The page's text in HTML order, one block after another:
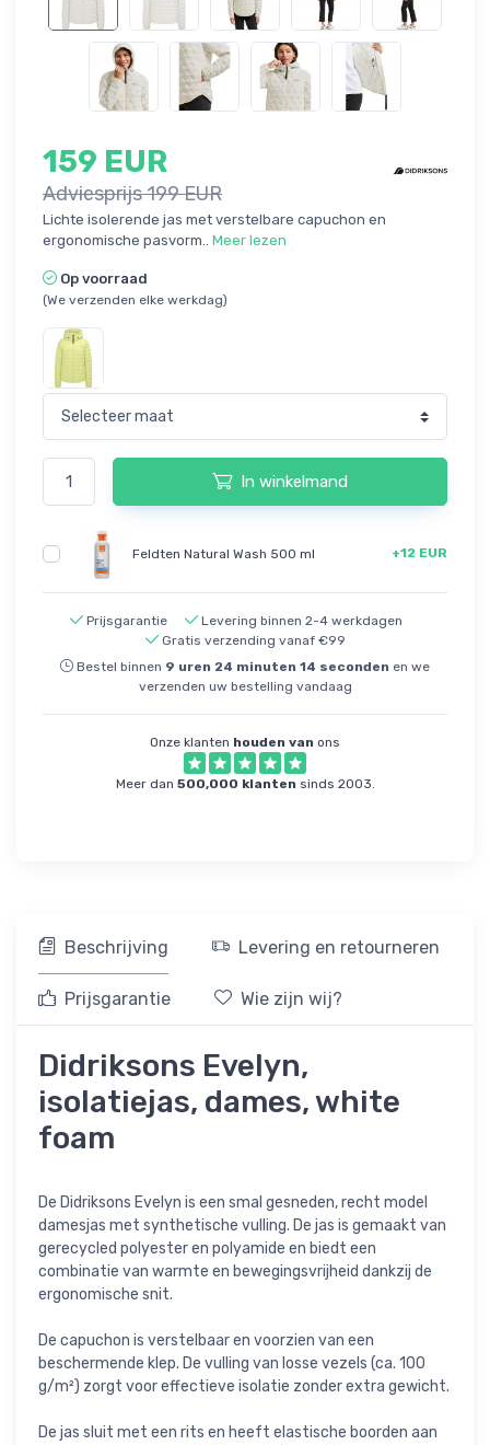
159 EUR
Adviesprijs 199 EUR
Lichte isolerende jas met verstelbare capuchon en
ergonomische pasvorm.. Meer lezen
Op voorraad
(We verzenden elke werkdag)
In winkelmand
Feldten Natural Wash 500 ml +12 EUR
Prijsgarantie
Levering binnen 2-4 werkdagen
Gratis verzending vanaf €99
Bestel binnen 9 uren 24 minuten 14 seconden en we
verzenden uw bestelling vandaag
Onze klanten houden van ons
Meer dan 500,000 klanten sinds 2003.
Beschrijving Levering en retourneren
Prijsgarantie Wie zijn wij?
Didriksons Evelyn,
isolatiejas, dames, white
foam
De Didriksons Evelyn is een smal gesneden, recht model
damesjas met synthetische vulling. De jas is gemaakt van
gerecycled polyester en polyamide en biedt een
combinatie van warmte en bewegingsvrijheid dankzij de
ergonomische snit.
De capuchon is verstelbaar en voorzien van een
beschermende klep. De vulling van losse vezels (ca. 100
g/m²) zorgt voor effectieve isolatie zonder extra gewicht.
De jas sluit met een rits en heeft elastische boorden aan